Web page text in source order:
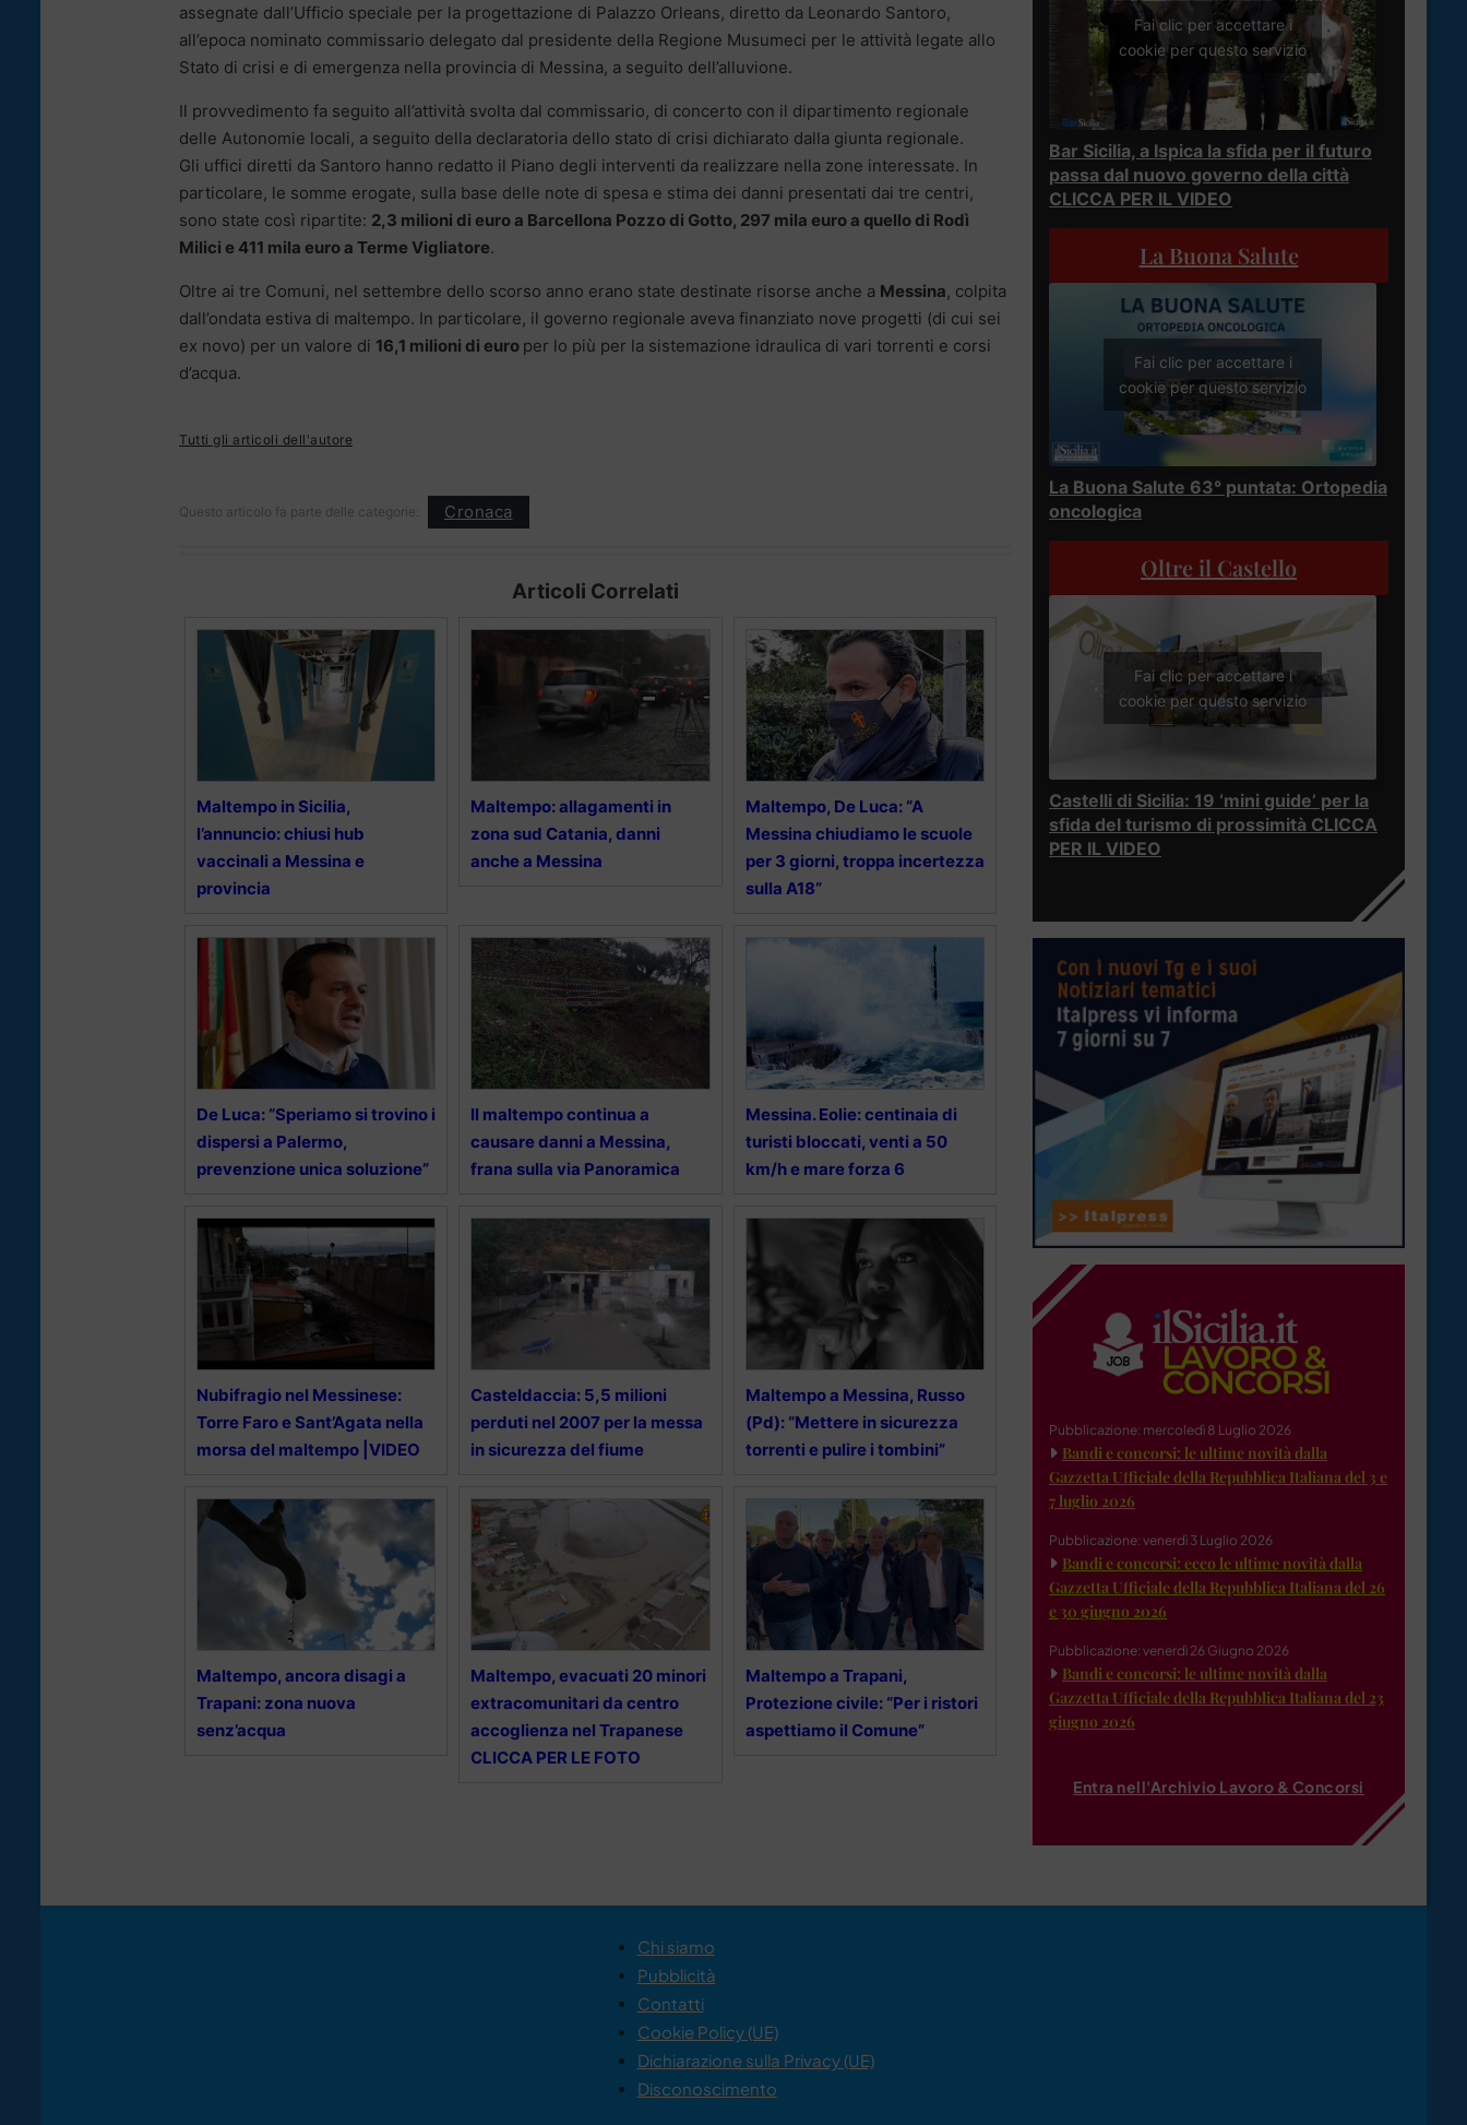
assegnate dall’Ufficio speciale per la progettazione di Palazzo Orleans, diretto da Leonardo Santoro,
all’epoca nominato commissario delegato dal presidente della Regione Musumeci per le attività legate allo
Stato di crisi e di emergenza nella provincia di Messina, a seguito dell’alluvione.
Il provvedimento fa seguito all’attività svolta dal commissario, di concerto con il dipartimento regionale
delle Autonomie locali, a seguito della declaratoria dello stato di crisi dichiarato dalla giunta regionale.
Gli uffici diretti da Santoro hanno redatto il Piano degli interventi da realizzare nella zone interessate. In
particolare, le somme erogate, sulla base delle note di spesa e stima dei danni presentati dai tre centri,
sono state così ripartite: 2,3 milioni di euro a Barcellona Pozzo di Gotto, 297 mila euro a quello di Rodì
Milici e 411 mila euro a Terme Vigliatore.
Oltre ai tre Comuni, nel settembre dello scorso anno erano state destinate risorse anche a Messina, colpita
dall’ondata estiva di maltempo. In particolare, il governo regionale aveva finanziato nove progetti (di cui sei
ex novo) per un valore di 16,1 milioni di euro per lo più per la sistemazione idraulica di vari torrenti e corsi
d’acqua.
Tutti gli articoli dell'autore
Questo articolo fa parte delle categorie: Cronaca
Articoli Correlati
Maltempo in Sicilia,
l’annuncio: chiusi hub
vaccinali a Messina e
provincia
Maltempo: allagamenti in
zona sud Catania, danni
anche a Messina
Maltempo, De Luca: “A
Messina chiudiamo le scuole
per 3 giorni, troppa incertezza
sulla A18”
De Luca: “Speriamo si trovino i
dispersi a Palermo,
prevenzione unica soluzione”
Il maltempo continua a
causare danni a Messina,
frana sulla via Panoramica
Messina. Eolie: centinaia di
turisti bloccati, venti a 50
km/h e mare forza 6
Nubifragio nel Messinese:
Torre Faro e Sant’Agata nella
morsa del maltempo |VIDEO
Casteldaccia: 5,5 milioni
perduti nel 2007 per la messa
in sicurezza del fiume
Maltempo a Messina, Russo
(Pd): “Mettere in sicurezza
torrenti e pulire i tombini”
Maltempo, ancora disagi a
Trapani: zona nuova
senz’acqua
Maltempo, evacuati 20 minori
extracomunitari da centro
accoglienza nel Trapanese
CLICCA PER LE FOTO
Maltempo a Trapani,
Protezione civile: “Per i ristori
aspettiamo il Comune”
Fai clic per accettare i
cookie per questo servizio
Bar Sicilia, a Ispica la sfida per il futuro
passa dal nuovo governo della città
CLICCA PER IL VIDEO
La Buona Salute
Fai clic per accettare i
cookie per questo servizio
La Buona Salute 63° puntata: Ortopedia
oncologica
Oltre il Castello
Fai clic per accettare i
cookie per questo servizio
Castelli di Sicilia: 19 ‘mini guide’ per la
sfida del turismo di prossimità CLICCA
PER IL VIDEO
Pubblicazione: mercoledì 8 Luglio 2026
Bandi e concorsi: le ultime novità dalla
Gazzetta Ufficiale della Repubblica Italiana del 3 e
7 luglio 2026
Pubblicazione: venerdì 3 Luglio 2026
Bandi e concorsi: ecco le ultime novità dalla
Gazzetta Ufficiale della Repubblica Italiana del 26
e 30 giugno 2026
Pubblicazione: venerdì 26 Giugno 2026
Bandi e concorsi: le ultime novità dalla
Gazzetta Ufficiale della Repubblica Italiana del 23
giugno 2026
Entra nell'Archivio Lavoro & Concorsi
Chi siamo
Pubblicità
Contatti
Cookie Policy (UE)
Dichiarazione sulla Privacy (UE)
Disconoscimento